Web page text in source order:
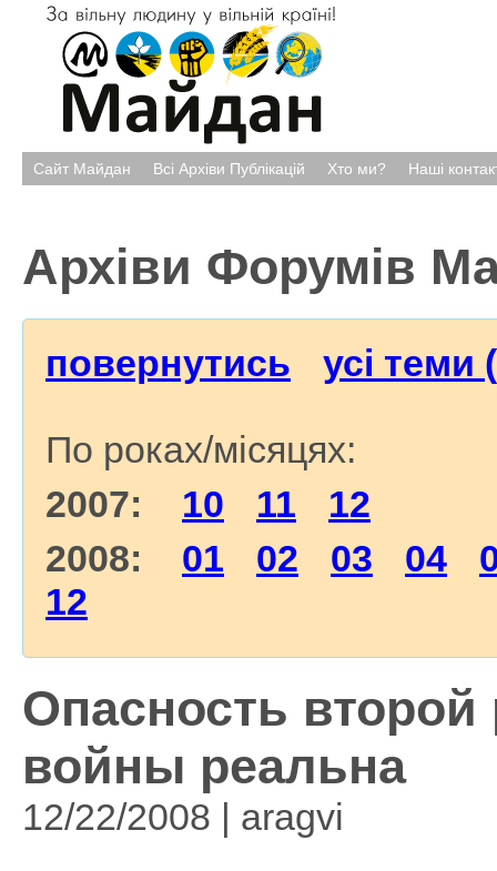
Сайт Майдан Всі Архіви Публікацій Хто ми? Наші
Архіви Форумів
повернутись усі теми
По роках/місяцях:
2007: 10 11
12
2008: 01 02 03 04
12
Опасность второй
войны реальна
12/22/2008 | aragvi